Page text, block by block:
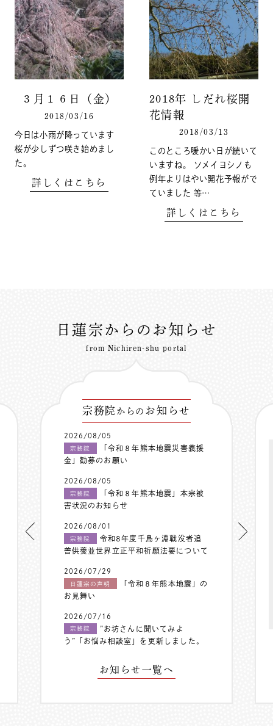
３月１６日（金）
2018/03/16
今日は小雨が降っています
桜が少しずつ咲き始めまし
た。
詳しくはこちら
2018年 しだれ桜開
花情報
2018/03/13
このところ暖かい日が続いて
いますね。 ソメイヨシノも
例年よりはやい開花予報がで
ていました 等…
詳しくはこちら
日蓮宗からのお知らせ
from Nichiren-shu portal
宗務院 からの お知らせ
2026/08/05
宗務院
「令和８年熊本地震災害義援
金」勧募のお願い
2026/08/05
宗務院
「令和８年熊本地震」本宗被
害状況のお知らせ
2026/08/01
宗務院
令和8年度千鳥ヶ淵戦没者追
善供養並世界立正平和祈願法要について
2026/07/29
日蓮宗の声明
「令和８年熊本地震」の
お見舞い
2026/07/16
宗務院
”お坊さんに聞いてみよ
う”「お悩み相談室」を更新しました。
お知らせ一覧へ